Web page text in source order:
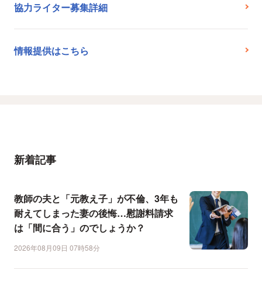
協力ライター募集詳細
情報提供はこちら
新着記事
教師の夫と「元教え子」が不倫、3年も
耐えてしまった妻の後悔…慰謝料請求
は「間に合う」のでしょうか？
2026年08月09日 07時58分